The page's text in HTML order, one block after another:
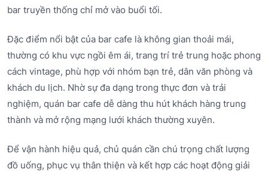
bar truyền thống chỉ mở vào buổi tối.
Đặc điểm nổi bật của bar cafe là không gian thoải mái,
thường có khu vực ngồi êm ái, trang trí trẻ trung hoặc phong
cách vintage, phù hợp với nhóm bạn trẻ, dân văn phòng và
khách du lịch. Nhờ sự đa dạng trong thực đơn và trải
nghiệm, quán bar cafe dễ dàng thu hút khách hàng trung
thành và mở rộng mạng lưới khách thường xuyên.
Để vận hành hiệu quả, chủ quán cần chú trọng chất lượng
đồ uống, phục vụ thân thiện và kết hợp các hoạt động giải